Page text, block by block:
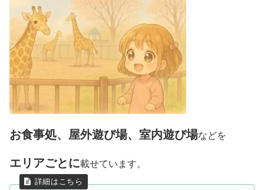
お食事処、屋外遊び場、室内遊び場などを
エリアごとに載せています。